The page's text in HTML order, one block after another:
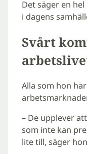
Det säger en
i dagens
Svårt
Alla som hon
– De upplever
som inte kan
lite till, säger